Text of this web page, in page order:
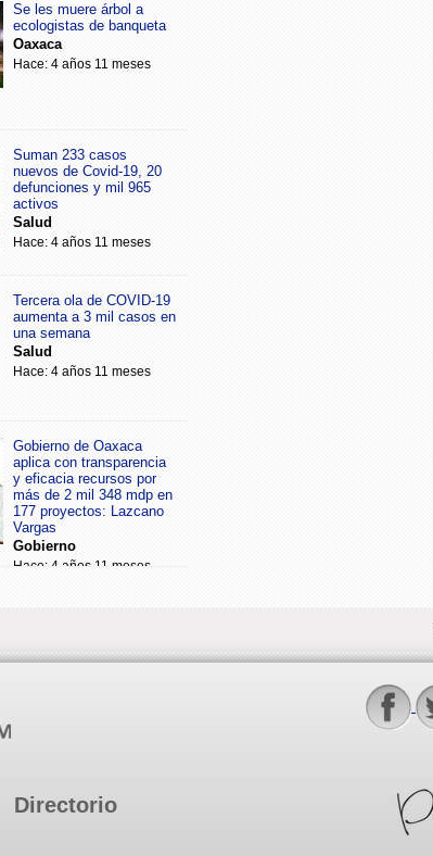
Se les muere árbol a
ecologistas de banqueta
Oaxaca
Hace: 4 años 11 meses
Suman 233 casos
nuevos de Covid-19, 20
defunciones y mil 965
activos
Salud
Hace: 4 años 11 meses
Tercera ola de COVID-19
aumenta a 3 mil casos en
una semana
Salud
Hace: 4 años 11 meses
Gobierno de Oaxaca
aplica con transparencia
y eficacia recursos por
más de 2 mil 348 mdp en
177 proyectos: Lazcano
Vargas
Gobierno
Hace: 4 años 11 meses
Directorio